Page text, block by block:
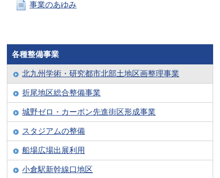
事業のあゆみ
各種整備事業
北九州学術・研究都市北部土地区画整理事業
折尾地区総合整備事業
城野ゼロ・カーボン先進街区形成事業
スタジアムの整備
船場広場出展利用
小倉駅新幹線口地区